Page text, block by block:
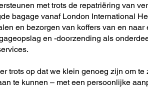
met trots de repatriëring van
bagage vanaf London International
en bezorgen van koffers van en naar
en -doorzending als
trots op dat we klein genoeg zijn om te
te kunnen – met een persoonlijke